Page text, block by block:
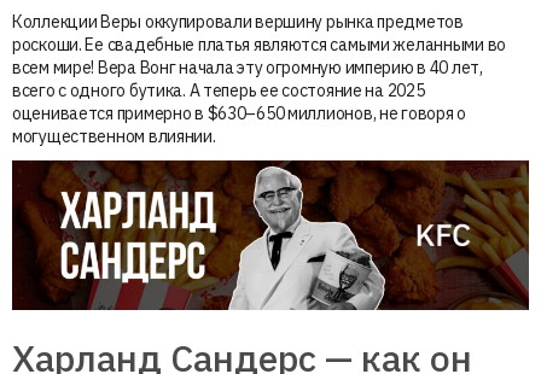
Коллекции Веры оккупировали вершину рынка предметов
роскоши. Ее свадебные платья являются самыми желанными во
всем мире! Вера Вонг начала эту огромную империю в 40 лет,
всего с одного бутика. А теперь ее состояние на 2025
оценивается примерно в $630–650 миллионов, не говоря о
могущественном влиянии.
Харланд Сандерс — как он